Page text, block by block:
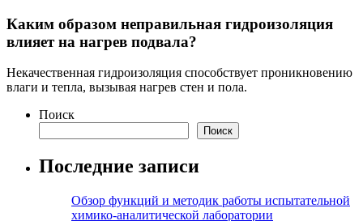
Каким образом неправильная гидроизоляция
влияет на нагрев подвала?
Некачественная гидроизоляция способствует проникновению
влаги и тепла, вызывая нагрев стен и пола.
Поиск
Поиск
Последние записи
Обзор функций и методик работы испытательной
химико-аналитической лаборатории